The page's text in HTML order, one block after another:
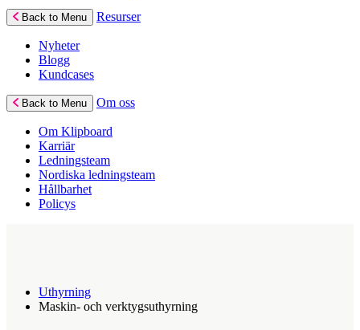
Back to Menu Resurser
Nyheter
Blogg
Kundcases
Back to Menu Om oss
Om Klipboard
Karriär
Ledningsteam
Nordiska ledningsteam
Hållbarhet
Policys
Uthyrning
Maskin- och verktygsuthyrning